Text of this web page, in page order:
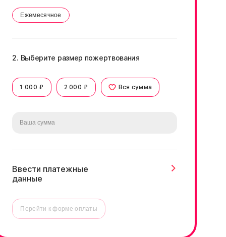
Ежемесячное
2. Выберите размер пожертвования
1 000 ₽ 2 000 ₽ Вся сумма
Ввести платежные
данные
Перейти к форме оплаты